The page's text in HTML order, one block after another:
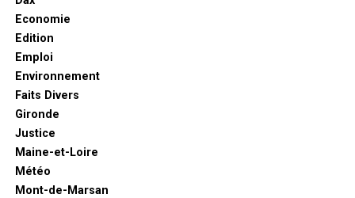
Economie
Edition
Emploi
Environnement
Faits Divers
Gironde
Justice
Maine-et-Loire
Météo
Mont-de-Marsan